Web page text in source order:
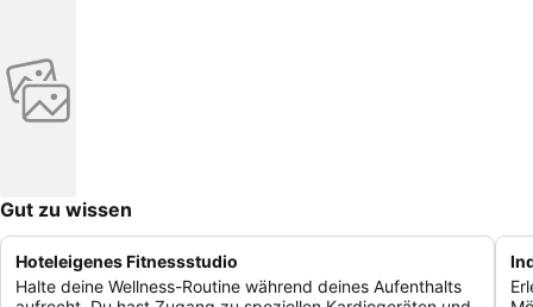
Gut zu wissen
Hoteleigenes Fitnessstudio
Halte deine Wellness-Routine während deines Aufenthalts